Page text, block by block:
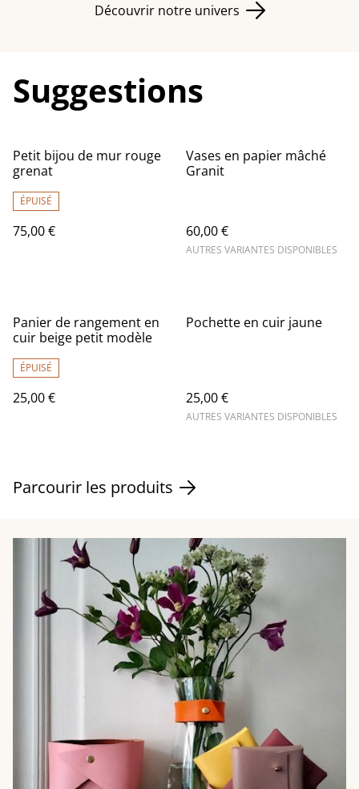
Découvrir notre univers
Suggestions
Petit bijou de mur rouge
grenat
ÉPUISÉ
75,00 €
Vases en papier mâché
Granit
60,00 €
AUTRES VARIANTES DISPONIBLES
Panier de rangement en
cuir beige petit modèle
ÉPUISÉ
25,00 €
Pochette en cuir jaune
25,00 €
AUTRES VARIANTES DISPONIBLES
Parcourir les produits